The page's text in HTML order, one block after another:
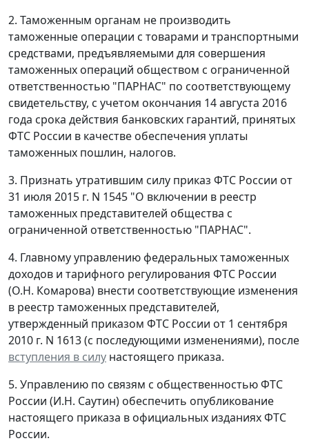
2. Таможенным органам не производить
таможенные операции с товарами и транспортными
средствами, предъявляемыми для совершения
таможенных операций обществом с ограниченной
ответственностью "ПАРНАС" по соответствующему
свидетельству, с учетом окончания 14 августа 2016
года срока действия банковских гарантий, принятых
ФТС России в качестве обеспечения уплаты
таможенных пошлин, налогов.
3. Признать утратившим силу приказ ФТС России от
31 июля 2015 г. N 1545 "О включении в реестр
таможенных представителей общества с
ограниченной ответственностью "ПАРНАС".
4. Главному управлению федеральных таможенных
доходов и тарифного регулирования ФТС России
(О.Н. Комарова) внести соответствующие изменения
в реестр таможенных представителей,
утвержденный приказом ФТС России от 1 сентября
2010 г. N 1613 (с последующими изменениями), после
вступления в силу настоящего приказа.
5. Управлению по связям с общественностью ФТС
России (И.Н. Саутин) обеспечить опубликование
настоящего приказа в официальных изданиях ФТС
России.